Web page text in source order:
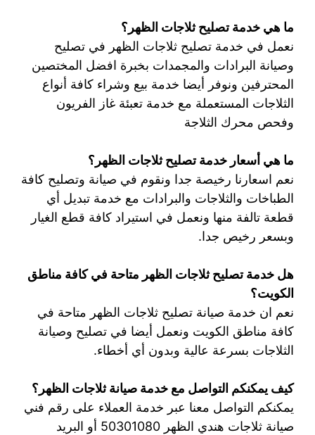
ما هي خدمة تصليح ثلاجات الظهر؟
نعمل في خدمة تصليح ثلاجات الظهر في تصليح
وصيانة البرادات والمجمدات بخبرة افضل المختصين
المحترفين ونوفر أيضا خدمة بيع وشراء كافة أنواع
الثلاجات المستعملة مع خدمة تعبئة غاز الفريون
وفحص محرك الثلاجة
ما هي أسعار خدمة تصليح ثلاجات الظهر؟
نعم اسعارنا رخيصة جدا ونقوم في صيانة وتصليح كافة
الطباخات والثلاجات والبرادات مع خدمة تبديل أي
قطعة تالفة منها ونعمل في استيراد كافة قطع الغيار
وبسعر رخيص جدا.
هل خدمة تصليح ثلاجات الظهر متاحة في كافة مناطق
الكويت؟
نعم ان خدمة صيانة تصليح ثلاجات الظهر متاحة في
كافة مناطق الكويت ونعمل أيضا في تصليح وصيانة
الثلاجات بسرعة عالية وبدون أي أخطاء.
كيف يمكنكم التواصل مع خدمة صيانة ثلاجات الظهر؟
يمكنكم التواصل معنا عبر خدمة العملاء على رقم فني
صيانة ثلاجات هندي الظهر 50301080 أو البريد